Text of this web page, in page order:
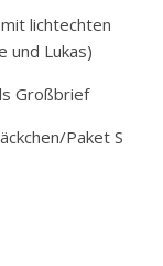
lichtechten
und Lukas)
Großbrief
Paket S